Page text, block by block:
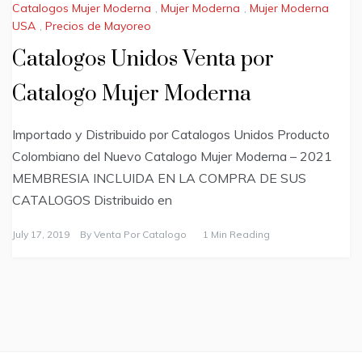
Catalogos Mujer Moderna , Mujer Moderna , Mujer Moderna
USA , Precios de Mayoreo
Catalogos Unidos Venta por
Catalogo Mujer Moderna
Importado y Distribuido por Catalogos Unidos Producto
Colombiano del Nuevo Catalogo Mujer Moderna – 2021
MEMBRESIA INCLUIDA EN LA COMPRA DE SUS
CATALOGOS Distribuido en
July 17, 2019 By Venta Por Catalogo 1 Min Reading